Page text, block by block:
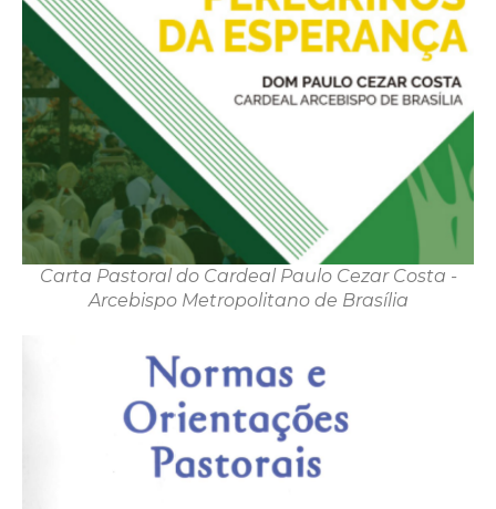
Carta Pastoral do Cardeal Paulo Cezar Costa -
Arcebispo Metropolitano de Brasília